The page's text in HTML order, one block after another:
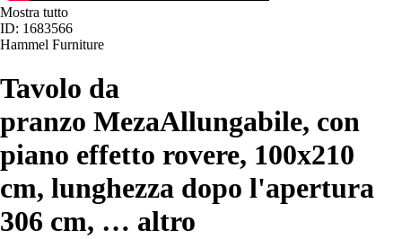
Mostra tutto
ID: 1683566
Hammel Furniture
Tavolo da
pranzo MezaAllungabile, con
piano effetto rovere, 100x210
cm, lunghezza dopo l'apertura
306 cm, … altro